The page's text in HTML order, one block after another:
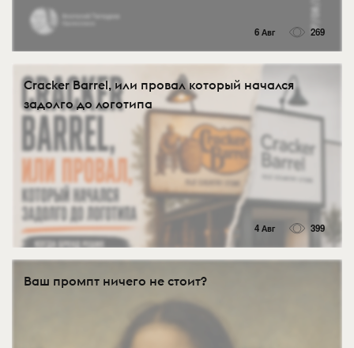
6 Авг 269
Cracker Barrel, или провал который начался
задолго до логотипа
4 Авг 399
Ваш промпт ничего не стоит?